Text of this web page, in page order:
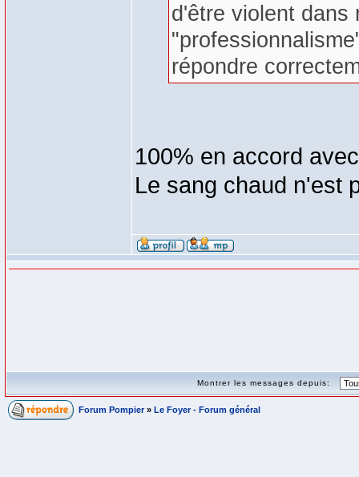
d'être violent dans
répondre
100% en accord
Le sang chaud n'est
Montrer les messages depuis:
Forum Pompier » Le Foyer - Forum général